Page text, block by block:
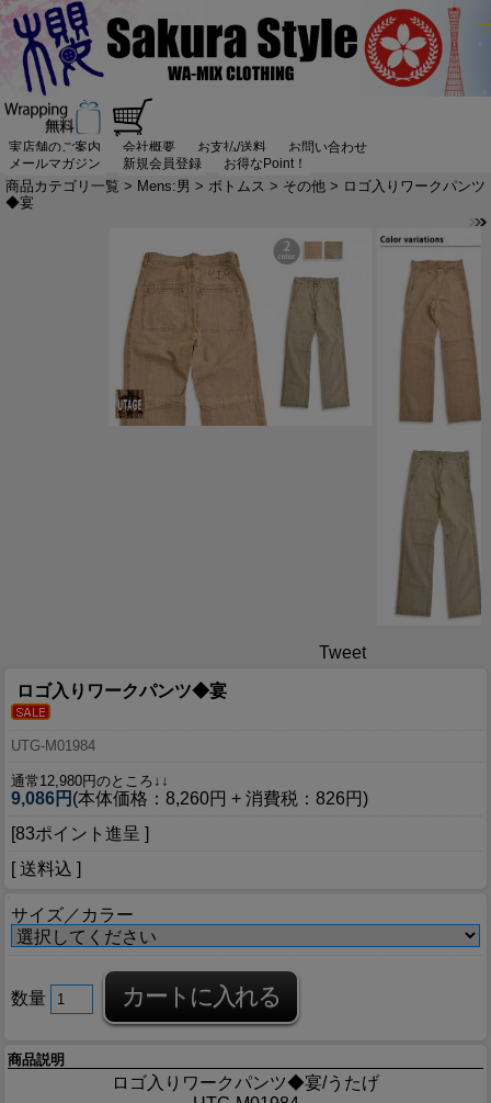
実店舗のご案内 会社概要 お支払/送料
お問い合わせ
メールマガジン
新規会員登録 お得なPoint！
商品カテゴリ一覧 > Mens:男 > ボトムス > その他 > ロゴ入りワークパンツ
◆宴
Tweet
ロゴ入りワークパンツ◆宴
UTG-M01984
通常12,980円のところ↓↓
9,086円 (本体価格：8,260円 + 消費税：826円)
[83ポイント進呈 ]
[ 送料込 ]
サイズ／カラー
数量
商品説明
ロゴ入りワークパンツ◆宴/うたげ